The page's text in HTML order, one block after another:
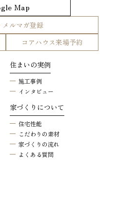
Map
メルマガ登録
コアハウス来場予約
住まいの実例
施工事例
インタビュー
家づくりについて
住宅性能
こだわりの素材
家づくりの流れ
よくある質問